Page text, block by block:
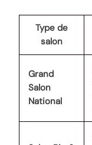
Type de
salon
Grand
Salon
National